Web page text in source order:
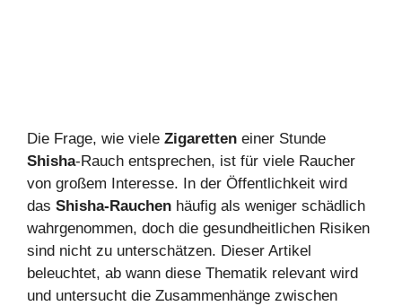
Die Frage, wie viele Zigaretten einer Stunde
Shisha-Rauch entsprechen, ist für viele Raucher
von großem Interesse. In der Öffentlichkeit wird
das Shisha-Rauchen häufig als weniger schädlich
wahrgenommen, doch die gesundheitlichen Risiken
sind nicht zu unterschätzen. Dieser Artikel
beleuchtet, ab wann diese Thematik relevant wird
und untersucht die Zusammenhänge zwischen